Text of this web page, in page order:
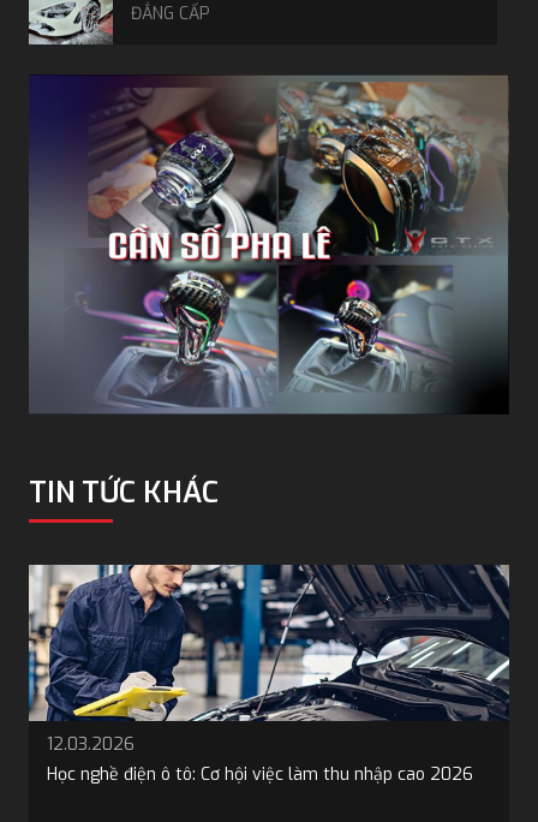
ĐẲNG CẤP
TIN TỨC KHÁC
12.03.2026
Học nghề điện ô tô: Cơ hội việc làm thu nhập cao 2026